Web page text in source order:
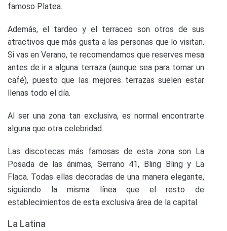
famoso Platea.
Además, el tardeo y el terraceo son otros de sus
atractivos que más gusta a las personas que lo visitan.
Si vas en Verano, te recomendamos que reserves mesa
antes de ir a alguna terraza (aunque sea para tomar un
café), puesto que las mejores terrazas suelen estar
llenas todo el día.
Al ser una zona tan exclusiva, es normal encontrarte
alguna que otra celebridad.
Las discotecas más famosas de esta zona son La
Posada de las ánimas, Serrano 41, Bling Bling y La
Flaca. Todas ellas decoradas de una manera elegante,
siguiendo la misma línea que el resto de
establecimientos de esta exclusiva área de la capital.
La Latina